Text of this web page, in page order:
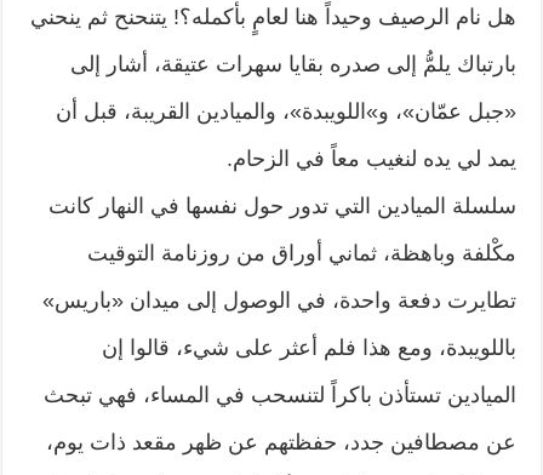
هل نام الرصيف وحيداً هنا لعامٍ بأكمله؟! يتنحنح ثم ينحني
بارتباك يلمُّ إلى صدره بقايا سهرات عتيقة، أشار إلى
«جبل عمّان»، و»اللويبدة»، والميادين القريبة، قبل أن
يمد لي يده لنغيب معاً في الزحام.
سلسلة الميادين التي تدور حول نفسها في النهار كانت
مكْلفة وباهظة، ثماني أوراق من روزنامة التوقيت
تطايرت دفعة واحدة، في الوصول إلى ميدان «باريس»
باللويبدة، ومع هذا فلم أعثر على شيء، قالوا إن
الميادين تستأذن باكراً لتنسحب في المساء، فهي تبحث
عن مصطافين جدد، حفظتهم عن ظهر مقعد ذات يوم،